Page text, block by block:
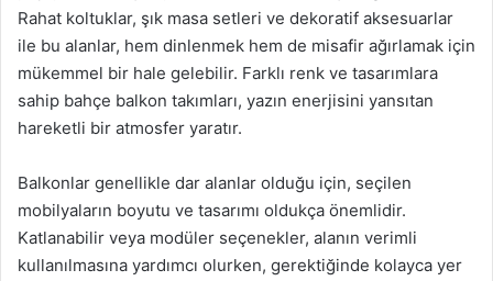
Rahat koltuklar, şık masa setleri ve dekoratif aksesuarlar
ile bu alanlar, hem dinlenmek hem de misafir ağırlamak için
mükemmel bir hale gelebilir. Farklı renk ve tasarımlara
sahip bahçe balkon takımları, yazın enerjisini yansıtan
hareketli bir atmosfer yaratır.
Balkonlar genellikle dar alanlar olduğu için, seçilen
mobilyaların boyutu ve tasarımı oldukça önemlidir.
Katlanabilir veya modüler seçenekler, alanın verimli
kullanılmasına yardımcı olurken, gerektiğinde kolayca yer